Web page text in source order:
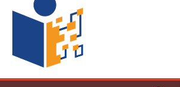
граници“
на Андерсен оживя в ОУ
„Любен Каравелов“